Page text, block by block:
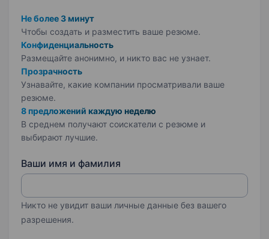
Не более 3 минут
Чтобы создать и разместить ваше резюме.
Конфиденциальность
Размещайте анонимно, и никто вас не узнает.
Прозрачность
Узнавайте, какие компании просматривали ваше
резюме.
8 предложений каждую неделю
В среднем получают соискатели с резюме и
выбирают лучшие.
Ваши имя и фамилия
Никто не увидит ваши личные данные без вашего
разрешения.